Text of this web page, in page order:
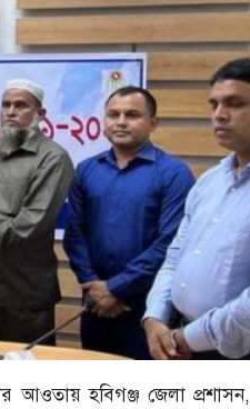
আওতায় হবিগঞ্জ জেলা প্রশাসন,